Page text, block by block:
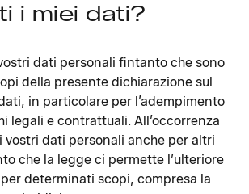
i miei dati?
dati personali fintanto che sono
della presente dichiarazione sul
in particolare per l’adempimento
legali e contrattuali. All’occorrenza
vostri dati personali anche per altri
che la legge ci permette l’ulteriore
determinati scopi, compresa la